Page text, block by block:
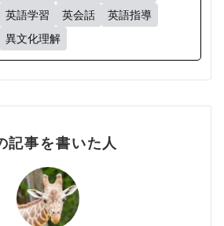
英語学習
英会話
英語指導
異文化理解
記事を書いた人